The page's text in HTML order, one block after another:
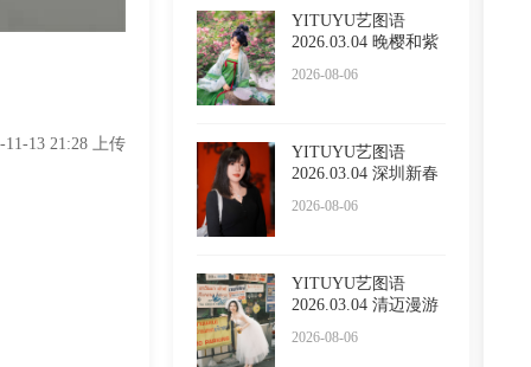
YITUYU艺图语
2026.03.04 晚樱和紫
2026-08-06
YITUYU艺图语
2026.03.04 深圳新春
2026-08-06
YITUYU艺图语
2026.03.04 清迈漫游
2026-08-06
11-13 21:28 上传